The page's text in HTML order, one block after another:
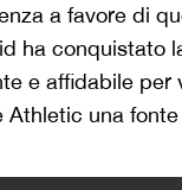
a favore di
ha conquistato
e affidabile per
una